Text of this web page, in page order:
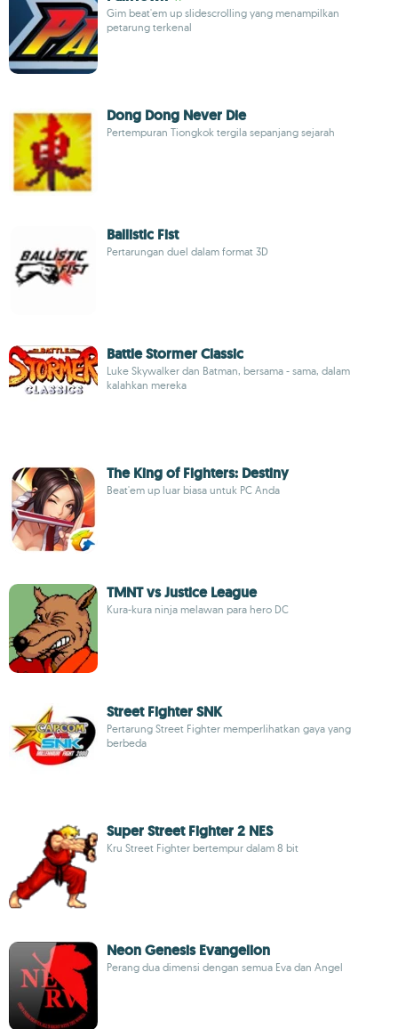
Gim beat'em up slidescrolling yang menampilkan
petarung terkenal
Dong Dong Never Die
Pertempuran Tiongkok tergila sepanjang sejarah
Ballistic Fist
Pertarungan duel dalam format 3D
Battle Stormer Classic
Luke Skywalker dan Batman, bersama - sama, dalam
kalahkan mereka
The King of Fighters: Destiny
Beat'em up luar biasa untuk PC Anda
TMNT vs Justice League
Kura-kura ninja melawan para hero DC
Street Fighter SNK
Pertarung Street Fighter memperlihatkan gaya yang
berbeda
Super Street Fighter 2 NES
Kru Street Fighter bertempur dalam 8 bit
Neon Genesis Evangelion
Perang dua dimensi dengan semua Eva dan Angel